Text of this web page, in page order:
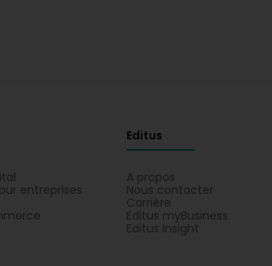
entreprises
Editus
A propos
Nous contacter
Carrière
Editus myBusiness
Editus Insight